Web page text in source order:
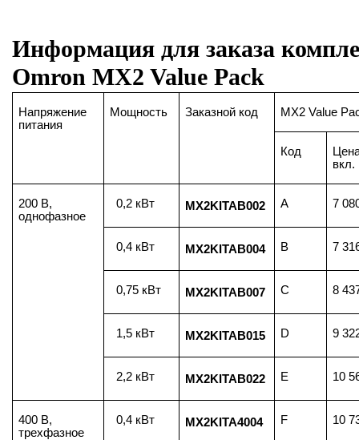
Информация для заказа
Omron MX2 Value Pack
Напряжение
питания
Мощность Заказной код MX2 Value
Код
200 В,
однофазное
0,2 кВт MX2KITAB002 A 7
0,4 кВт MX2KITAB004 B 7
0,75 кВт MX2KITAB007 C 8
1,5 кВт MX2KITAB015 D 9
2,2 кВт MX2KITAB022 E 10
400 В,
трехфазное
0,4 кВт MX2KITA4004 F 10